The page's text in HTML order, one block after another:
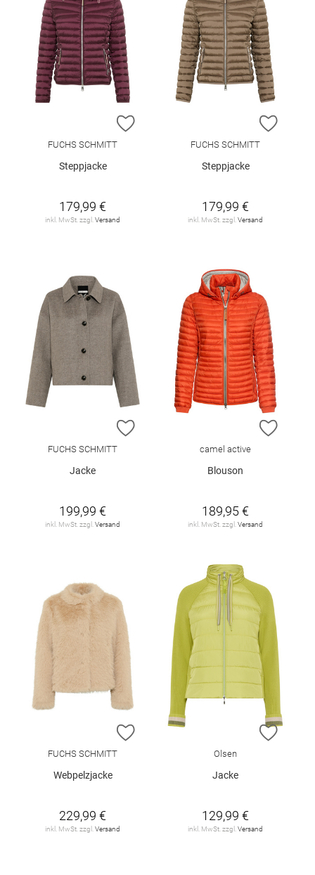
ZUR WUNSCHLISTE HINZUFÜGEN
FUCHS SCHMITT
Steppjacke
179,99 €
inkl. MwSt. zzgl. Versand
ZUR
FUCHS SCHMITT
Steppjacke
179,99 €
inkl. MwSt. zzgl. Versand
ZUR WUNSCHLISTE HINZUFÜGEN
FUCHS SCHMITT
Jacke
199,99 €
inkl. MwSt. zzgl. Versand
ZUR
camel active
Blouson
189,95 €
inkl. MwSt. zzgl. Versand
ZUR WUNSCHLISTE HINZUFÜGEN
FUCHS SCHMITT
Webpelzjacke
229,99 €
inkl. MwSt. zzgl. Versand
ZUR
Olsen
Jacke
129,99 €
inkl. MwSt. zzgl. Versand